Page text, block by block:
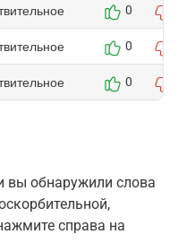
0
0
0
вы обнаружили слова
справа на